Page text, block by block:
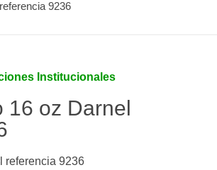
s
p
o
.
m
9236
Institucionales
oz Darnel
referencia 9236